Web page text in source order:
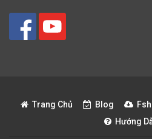
Trang Chủ Blog
Hướng